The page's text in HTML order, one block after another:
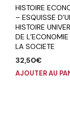
HISTOIRE
– ESQUISSE
HISTOIRE
DE
LA SOCIETE
32,50€
AJOUTER AU